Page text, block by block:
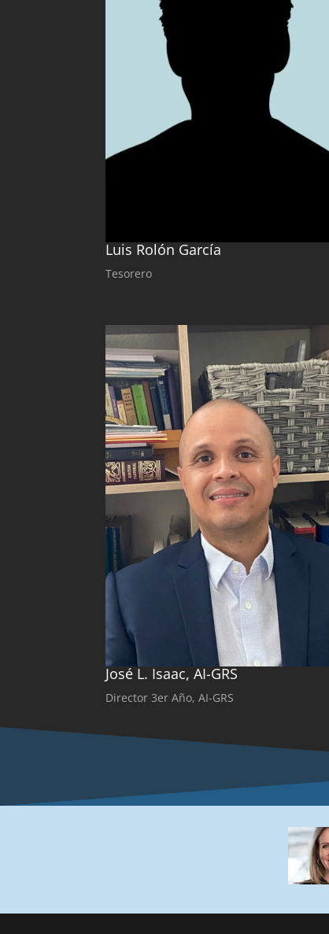
Luis Rolón García
Tesorero
José L. Isaac, AI-GRS
Director 3er Año, AI-GRS